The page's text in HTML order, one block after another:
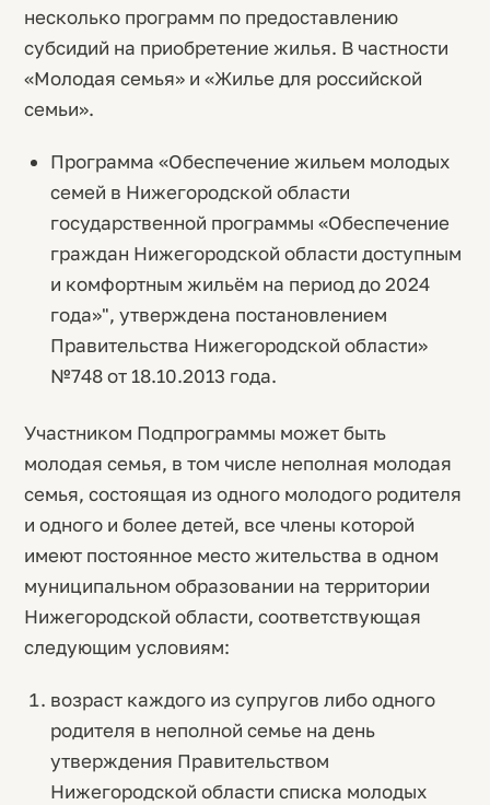
несколько программ по предоставлению
субсидий на приобретение жилья. В частности
«Молодая семья» и «Жилье для российской
семьи».
Программа «Обеспечение жильем молодых
семей в Нижегородской области
государственной программы «Обеспечение
граждан Нижегородской области доступным
и комфортным жильём на период до 2024
года»", утверждена постановлением
Правительства Нижегородской области»
№748 от 18.10.2013 года.
Участником Подпрограммы может быть
молодая семья, в том числе неполная молодая
семья, состоящая из одного молодого родителя
и одного и более детей, все члены которой
имеют постоянное место жительства в одном
муниципальном образовании на территории
Нижегородской области, соответствующая
следующим условиям:
возраст каждого из супругов либо одного
родителя в неполной семье на день
утверждения Правительством
Нижегородской области списка молодых